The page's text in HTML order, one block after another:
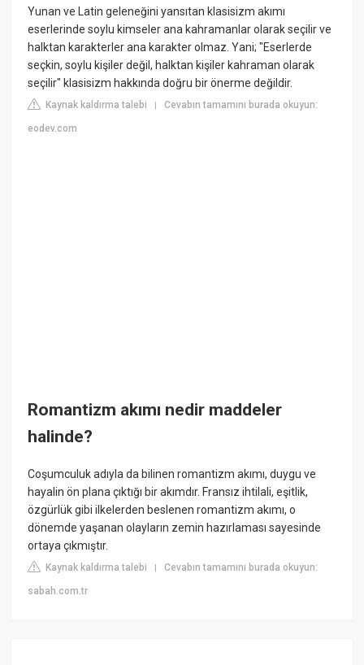
Yunan ve Latin geleneğini yansıtan klasisizm akımı
eserlerinde soylu kimseler ana kahramanlar olarak seçilir ve
halktan karakterler ana karakter olmaz. Yani; "Eserlerde
seçkin, soylu kişiler değil, halktan kişiler kahraman olarak
seçilir" klasisizm hakkında doğru bir önerme değildir.
Kaynak kaldırma talebi |Cevabın tamamını burada okuyun:
eodev.com
Romantizm akımı nedir maddeler
halinde?
Coşumculuk adıyla da bilinen romantizm akımı, duygu ve
hayalin ön plana çıktığı bir akımdır. Fransız ihtilali, eşitlik,
özgürlük gibi ilkelerden beslenen romantizm akımı, o
dönemde yaşanan olayların zemin hazırlaması sayesinde
ortaya çıkmıştır.
Kaynak kaldırma talebi |Cevabın tamamını burada okuyun:
sabah.com.tr